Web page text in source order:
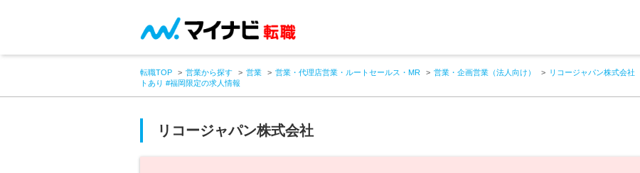
転職TOP 営業から探す 営業 営業・代理店営業・ルートセールス・MR 営業・企画営業（法人向け） リコージャパン株式会社
トあり #福岡限定の求人情報
リコージャパン株式会社